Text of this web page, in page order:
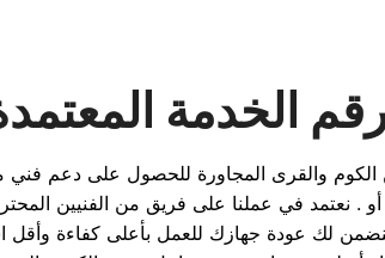
الخدمة
الكوم والقرى المجاورة للحصول على دعم
أو . نعتمد في عملنا على فريق من الفنيين